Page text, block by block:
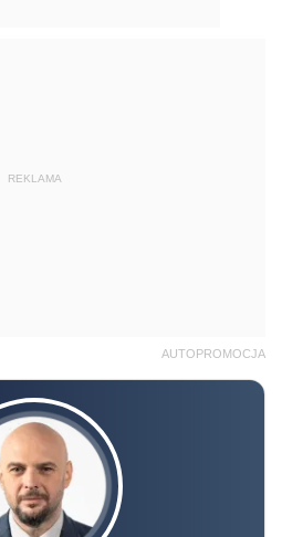
REKLAMA
AUTOPROMOCJA